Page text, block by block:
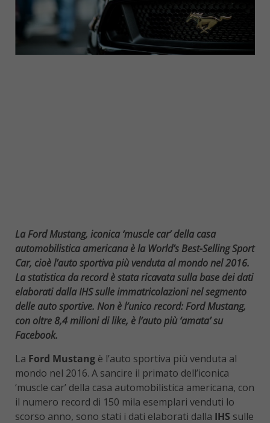
La Ford Mustang, iconica ‘muscle car’ della casa
automobilistica americana è la World’s Best-Selling Sport
Car, cioè l’auto sportiva più venduta al mondo nel 2016.
La statistica da record è stata ricavata sulla base dei dati
elaborati dalla IHS sulle immatricolazioni nel segmento
delle auto sportive. Non è l’unico record: Ford Mustang,
con oltre 8,4 milioni di like, è l’auto più ‘amata’ su
Facebook.
La Ford Mustang è l’auto sportiva più venduta al
mondo nel 2016. A sancire il primato dell’iconica
‘muscle car’ della casa automobilistica americana, con
il numero record di 150 mila esemplari venduti lo
scorso anno, sono stati i dati elaborati dalla IHS sulle